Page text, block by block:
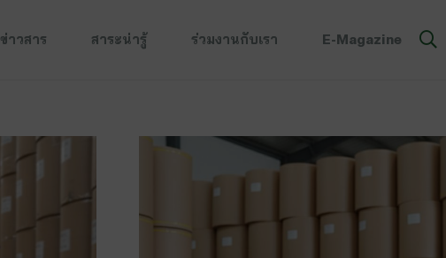
ข่าวสาร สาระน่ารู้ ร่วมงานกับเรา E-Magazine